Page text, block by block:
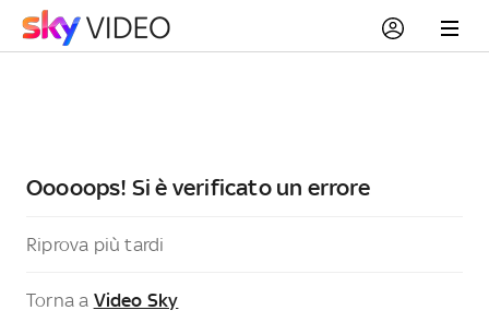
Ooooops! Si è verificato un errore
Riprova più tardi
Torna a Video Sky